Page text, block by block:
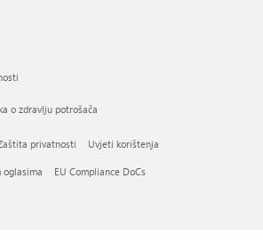
o zdravlju potrošača
privatnosti Uvjeti korištenja
oglasima EU Compliance DoCs